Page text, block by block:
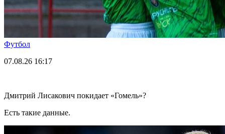
Футбол
07.08.26 16:17
Дмитрий Лисакович покидает «Гомель»?
Есть такие данные.